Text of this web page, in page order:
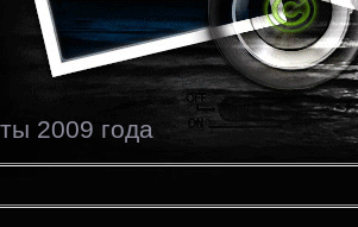
2009 года